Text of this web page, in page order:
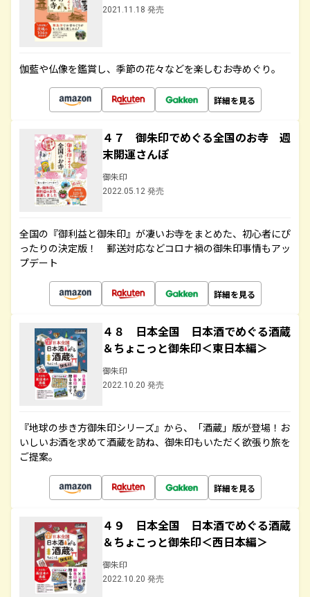
2021.11.18 発売
伽藍や仏像を鑑賞し、季節の花々などを楽しむお寺めぐり。
詳細を見る
４７ 御朱印でめぐる全国のお寺 週
末開運さんぽ
御朱印
2022.05.12 発売
全国の『御利益と御朱印』が凄いお寺をまとめた、初心者にぴ
ったりの決定版！ 郵送対応などコロナ禍の御朱印事情もアッ
プデート
詳細を見る
４８ 日本全国 日本酒でめぐる酒蔵
＆ちょこっと御朱印＜東日本編＞
御朱印
2022.10.20 発売
『地球の歩き方御朱印シリーズ』から、「酒蔵」版が登場！お
いしいお酒を求めて酒蔵を訪ね、御朱印もいただく欲張り旅を
ご提案。
詳細を見る
４９ 日本全国 日本酒でめぐる酒蔵
＆ちょこっと御朱印＜西日本編＞
御朱印
2022.10.20 発売